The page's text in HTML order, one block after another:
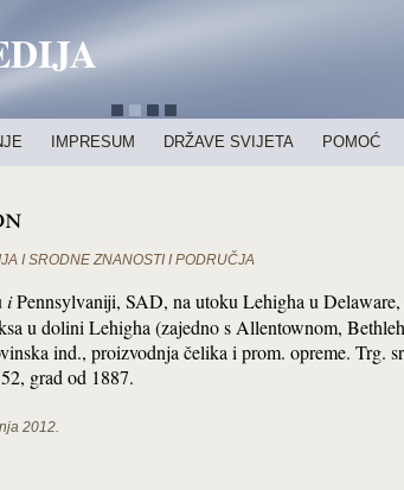
IMPRESUM DRŽAVE SVIJETA POMOĆ
I SRODNE ZNANOSTI I PODRUČJA
iPennsylvaniji, SAD, na utoku Lehigha u
u dolini Lehigha (zajedno s Allentownom,
ind., proizvodnja čelika i prom. opreme. Trg.
grad od 1887.
2012.